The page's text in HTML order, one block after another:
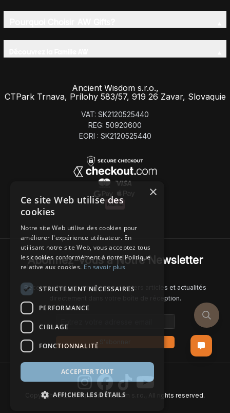
Ancient Wisdom s.r.o.,
CTPark Trnava, Prílohy 583/57, 919 26 Zavar, Slovaquie
VAT: SK2120525440
REG: 50920600
EORI : SK2120525440
Abonnez-Vous à Notre Newsletter
Recevez chaque semaine nos derniers articles et actualités
directement dans votre boîte de réception.
Copyright © 2024 Ancient Wisdom s.r.o., All rights reserved.
×
Ce site Web utilise des
cookies
Notre site Web utilise des cookies pour
améliorer l'expérience utilisateur. En
utilisant notre site Web, vous acceptez tous
les cookies conformément à notre Politique
relative aux cookies.En savoir plus
STRICTEMENT NÉCESSAIRES
PERFORMANCE
CIBLAGE
FONCTIONNALITÉ
ACCEPTER TOUT
AFFICHER LES DÉTAILS